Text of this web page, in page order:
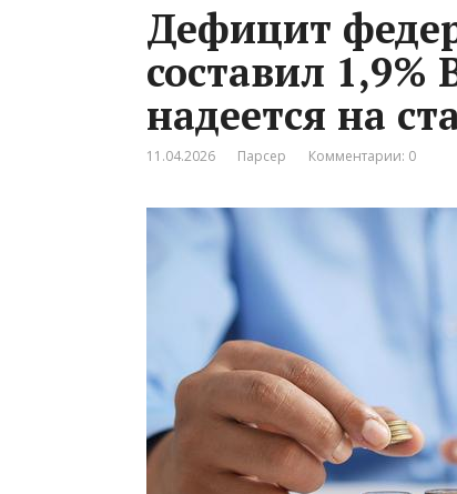
Дефицит
составил 1,9%
надеется на
11.04.2026 Парсер Комментарии: 0